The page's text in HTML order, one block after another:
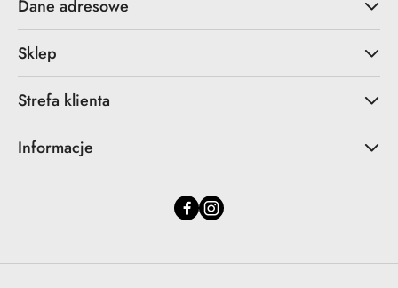
Dane adresowe
Sklep
Strefa klienta
Informacje